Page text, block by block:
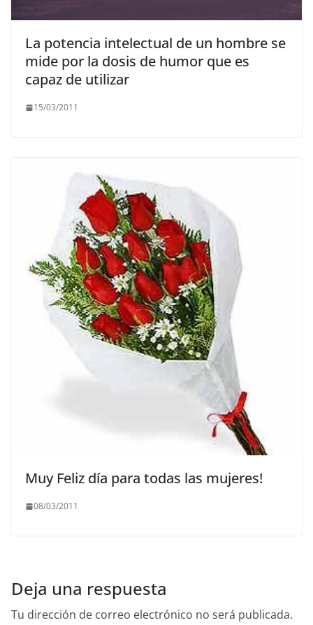
La potencia intelectual de un hombre se
mide por la dosis de humor que es
capaz de utilizar
15/03/2011
Muy Feliz día para todas las mujeres!
08/03/2011
Deja una respuesta
Tu dirección de correo electrónico no será publicada.